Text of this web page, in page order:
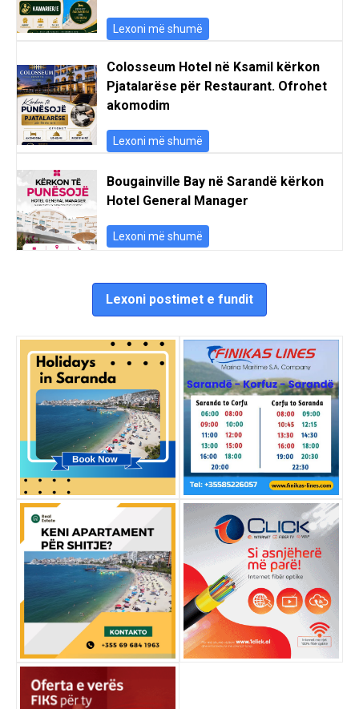
Lexoni më shumë
Colosseum Hotel në Ksamil kërkon
Pjatalarëse për Restaurant. Ofrohet
akomodim
Lexoni më shumë
Bougainville Bay në Sarandë kërkon
Hotel General Manager
Lexoni më shumë
Lexoni postimet e fundit